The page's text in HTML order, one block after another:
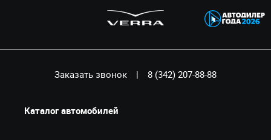
Заказать звонок | 8 (342) 207-88-88
Каталог автомобилей